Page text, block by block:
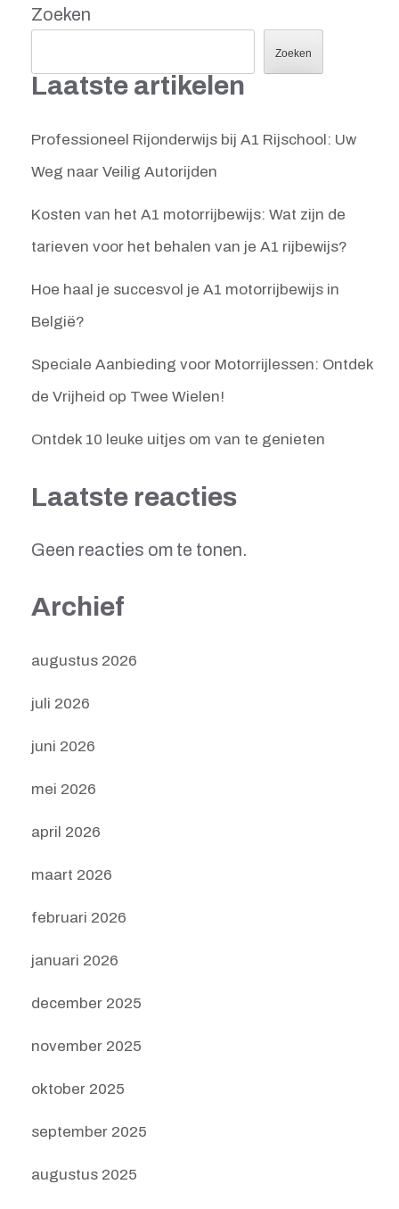
Zoeken
Zoeken
Laatste artikelen
Professioneel Rijonderwijs bij A1 Rijschool: Uw
Weg naar Veilig Autorijden
Kosten van het A1 motorrijbewijs: Wat zijn de
tarieven voor het behalen van je A1 rijbewijs?
Hoe haal je succesvol je A1 motorrijbewijs in
België?
Speciale Aanbieding voor Motorrijlessen: Ontdek
de Vrijheid op Twee Wielen!
Ontdek 10 leuke uitjes om van te genieten
Laatste reacties
Geen reacties om te tonen.
Archief
augustus 2026
juli 2026
juni 2026
mei 2026
april 2026
maart 2026
februari 2026
januari 2026
december 2025
november 2025
oktober 2025
september 2025
augustus 2025